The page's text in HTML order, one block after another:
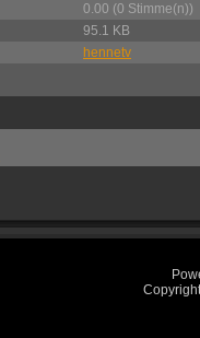
0.00 (0 Stimme(n))
95.1 KB
hennetv